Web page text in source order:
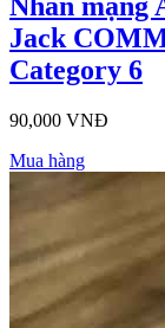
Nhân mạng
Jack
Category 6
90,000 VNĐ
Mua hàng